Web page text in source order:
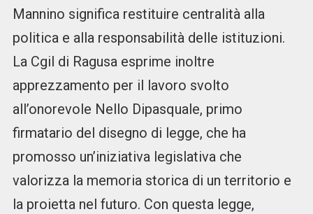
Mannino significa restituire centralità alla
politica e alla responsabilità delle istituzioni.
La Cgil di Ragusa esprime inoltre
apprezzamento per il lavoro svolto
all’onorevole Nello Dipasquale, primo
firmatario del disegno di legge, che ha
promosso un’iniziativa legislativa che
valorizza la memoria storica di un territorio e
la proietta nel futuro. Con questa legge,